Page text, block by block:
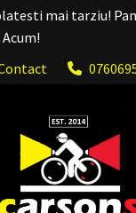
mai tarziu!